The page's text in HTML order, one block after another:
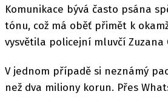
Komunikace bývá často psána
tónu, což má oběť přimět k
vysvětila policejní mluvčí Zuzana
V jednom případě si neznámý
než dva miliony korun. Přes